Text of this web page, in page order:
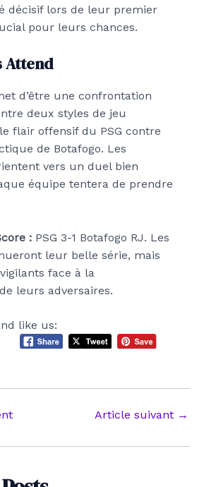
décisif lors de leur premier
pour leurs chances.
Attend
d’être une confrontation
deux styles de jeu
flair offensif du PSG contre
de Botafogo. Les
vers un duel bien
équipe tentera de prendre
: PSG 3-1 Botafogo RJ. Les
leur belle série, mais
face à la
leurs adversaires.
like us:
Article suivant →